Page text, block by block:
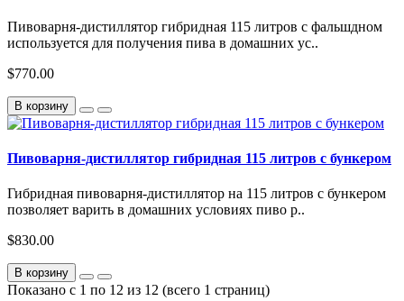
Пивоварня-дистиллятор гибридная 115 литров с фальшдном
используется для получения пива в домашних ус..
$770.00
В корзину
Пивоварня-дистиллятор гибридная 115 литров с бункером
Гибридная пивоварня-дистиллятор на 115 литров с бункером
позволяет варить в домашних условиях пиво р..
$830.00
В корзину
Показано с 1 по 12 из 12 (всего 1 страниц)